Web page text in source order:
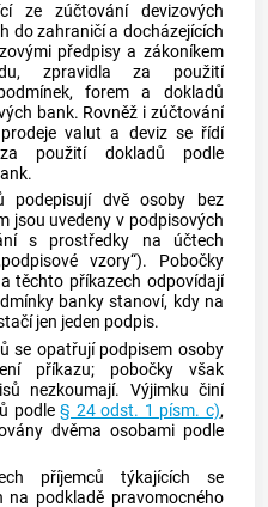
ze zúčtování devizových
do zahraničí a docházejících
předpisy a zákoníkem
zpravidla za použití
forem a dokladů
bank. Rovněž i zúčtování
valut a deviz se řídí
použití dokladů podle
podepisují dvě osoby bez
jsou uvedeny v podpisových
s prostředky na účtech
vzory“). Pobočky
těchto příkazech odpovídají
banky stanoví, kdy na
jen jeden podpis.
se opatřují podpisem osoby
příkazu; pobočky však
nezkoumají. Výjimku činí
podle§ 24 odst. 1 písm. c),
dvěma osobami podle
příjemců týkajících se
na podkladě pravomocného